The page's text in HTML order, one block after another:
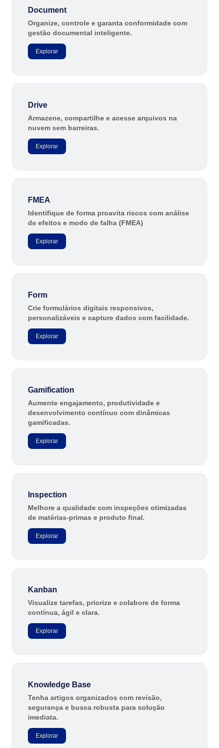
​Automação de Processos
Personalização da Aplicação
Validação de Sistemas Computadorizados
Suporte
Caso de Sucesso
Demo corporativa
Blog
Ferramentas
Glossary
Document
Organize, controle e garanta conformidade com
gestão documental inteligente.
Explorar
Drive
Armazene, compartilhe e acesse arquivos na
nuvem sem barreiras.
Explorar
FMEA
Identifique de forma proavita riscos com análise
de efeitos e modo de falha (FMEA)
Explorar
Form
Crie formulários digitais responsivos,
personalizáveis e capture dados com facilidade.
Explorar
Gamification
Aumente engajamento, produtividade e
desenvolvimento contínuo com dinâmicas
gamificadas.
Explorar
Inspection
Melhore a qualidade com inspeções otimizadas
de matérias-primas e produto final.
Explorar
Kanban
Visualize tarefas, priorize e colabore de forma
contínua, ágil e clara.
Explorar
Knowledge Base
Tenha artigos organizados com revisão,
segurança e busca robusta para solução
imediata.
Explorar